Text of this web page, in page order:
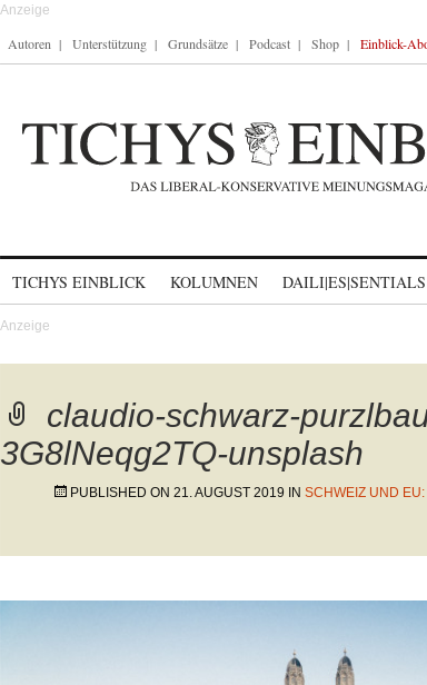
Autoren Unterstützung Grundsätze Podcast Shop Einblick-
TICHYS EINBLICK KOLUMNEN DAILI|ES|SENTIALS
claudio-schwarz-
3G8lNeqg2TQ-unsplash
PUBLISHED ON 21. AUGUST 2019 IN SCHWEIZ UND